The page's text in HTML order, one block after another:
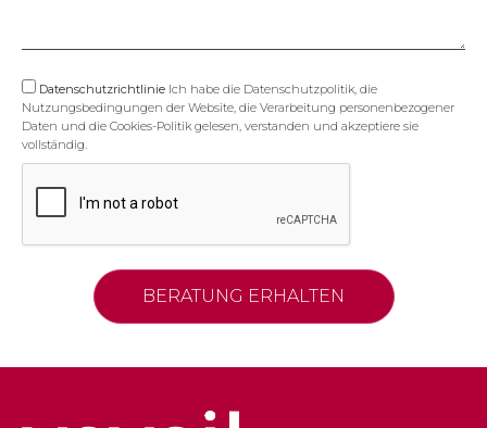
Datenschutzrichtlinie Ich habe die Datenschutzpolitik, die
Nutzungsbedingungen der Website, die Verarbeitung personenbezogener
Daten und die Cookies-Politik gelesen, verstanden und akzeptiere sie
vollständig.